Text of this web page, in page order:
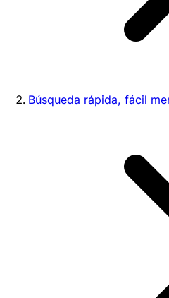
Búsqueda rápida, fácil